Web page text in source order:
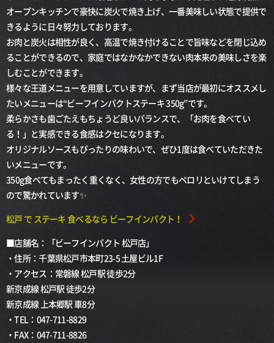
オープンキッチンで豪快に炭火で焼き上げ、一番美味しい状態で提供で
きるように日々努力しております。
お肉と炭火は相性が良く、高温で焼き付けることで旨味などを閉じ込め
ることができるので、家庭ではなかなかできない肉本来の美味しさを楽
しむことができます。
様々な王道メニューを用意していますが、まず当店が最初にオススメし
たいメニューは“ビーフインパクトステーキ 350g”です。
柔らかさも歯ごたえもちょうど良いバランスで、「お肉を食べてい
る！」と実感できる食感はクセになります。
オリジナルソースもぴったりの味わいで、ぜひ1度は食べていただきた
いメニューです。
350g食べてもまったく重くなく、女性の方でもペロリといけてしまう
ので驚かれています✨
松戸 で ステーキ 食べるなら ビーフインパクト！
■店舗名：「ビーフインパクト 松戸店」
・住所：千葉県松戸市本町23-5 土屋ビル1F
・アクセス：常磐線 松戸駅 徒歩2分
新京成線 松戸駅 徒歩2分
新京成線 上本郷駅 車8分
・TEL：047-711-8829
・FAX：047-711-8826